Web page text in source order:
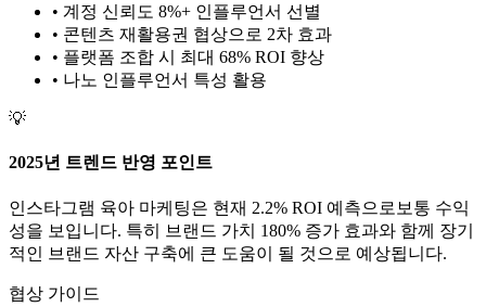
• 계정 신뢰도 8%+ 인플루언서 선별
• 콘텐츠 재활용권 협상으로 2차 효과
• 플랫폼 조합 시 최대 68% ROI 향상
• 나노 인플루언서 특성 활용
💡
2025년 트렌드 반영 포인트
인스타그램 육아 마케팅은 현재 2.2% ROI 예측으로 보통 수익
성을 보입니다. 특히 브랜드 가치
180% 증가 효과와 함께 장기
적인 브랜드 자산 구축에 큰 도움이 될 것으로 예상됩니다.
협상 가이드